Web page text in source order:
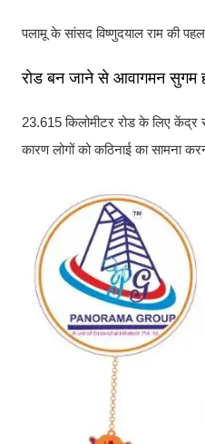
पलामू के सांसद विष्णुदयाल राम की
रोड बन जाने से आवागमन सुगम
23.615 किलोमीटर रोड के लिए केंद्र
कारण लोगों को कठिनाई का सामना